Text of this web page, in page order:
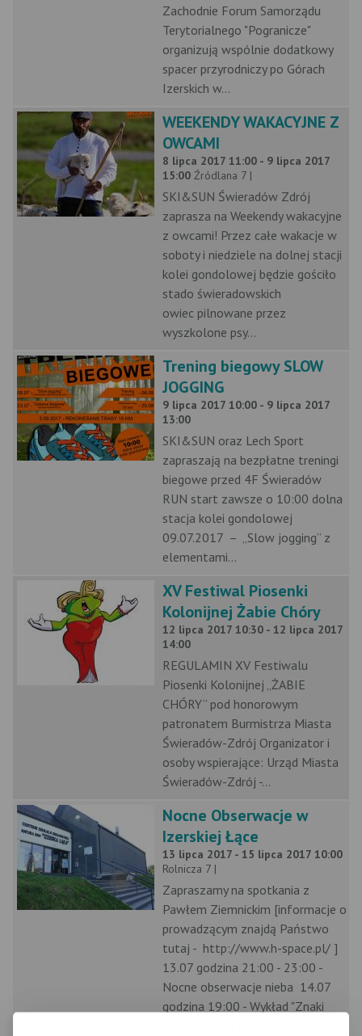
Zachodnie Forum Samorządu
Terytorialnego "Pogranicze"
organizują wspólnie dodatkowy
spacer przyrodniczy po Górach
Izerskich w...
WEEKENDY WAKACYJNE Z
OWCAMI
8 lipca 2017 11:00 - 9 lipca 2017
15:00 Źródlana 7 |
SKI&SUN Świeradów Zdrój
zaprasza na Weekendy wakacyjne
z owcami! Przez całe wakacje w
soboty i niedziele na dolnej stacji
kolei gondolowej będzie gościło
stado świeradowskich
owiec pilnowane przez
wyszkolone psy...
Trening biegowy SLOW
JOGGING
9 lipca 2017 10:00 - 9 lipca 2017
13:00
SKI&SUN oraz Lech Sport
zapraszają na bezpłatne treningi
biegowe przed 4F Świeradów
RUN start zawsze o 10:00 dolna
stacja kolei gondolowej
09.07.2017 – „Slow jogging” z
elementami...
XV Festiwal Piosenki
Kolonijnej Żabie Chóry
12 lipca 2017 10:30 - 12 lipca 2017
14:00
REGULAMIN XV Festiwalu
Piosenki Kolonijnej „ŻABIE
CHÓRY” pod honorowym
patronatem Burmistrza Miasta
Świeradów-Zdrój Organizator i
osoby wspierające: Urząd Miasta
Świeradów-Zdrój -...
Nocne Obserwacje w
Izerskiej Łące
13 lipca 2017 - 15 lipca 2017 10:00
Rolnicza 7 |
Zapraszamy na spotkania z
Pawłem Ziemnickim [informacje o
prowadzącym znajdą Państwo
tutaj - http://www.h-space.pl/ ]
13.07 godzina 21:00 - 23:00 -
Nocne obserwacje nieba 14.07
godzina 19:00 - Wykład "Znaki